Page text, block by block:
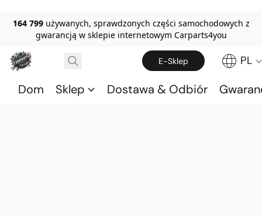
164 799 używanych, sprawdzonych części samochodowych z
gwarancją w sklepie internetowym Carparts4you
E-Sklep PL
Dom Sklep Dostawa & Odbiór